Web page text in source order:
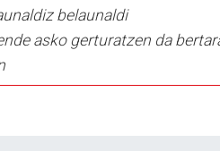
belaunaldi
asko gerturatzen da